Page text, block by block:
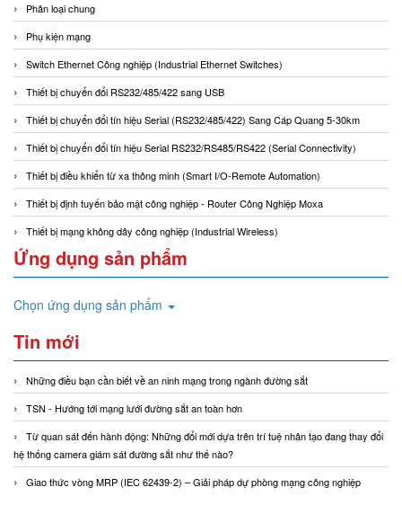
Phân loại chung
Phụ kiện mạng
Switch Ethernet Công nghiệp (Industrial Ethernet Switches)
Thiết bị chuyển đổi RS232/485/422 sang USB
Thiết bị chuyển đổi tín hiệu Serial (RS232/485/422) Sang Cáp Quang 5-30km
Thiết bị chuyển đổi tín hiệu Serial RS232/RS485/RS422 (Serial Connectivity)
Thiết bị điều khiển từ xa thông minh (Smart I/O-Remote Automation)
Thiết bị định tuyến bảo mật công nghiệp - Router Công Nghiệp Moxa
Thiết bị mạng không dây công nghiệp (Industrial Wireless)
Ứng dụng sản phẩm
Chọn ứng dụng sản phẩm
Tin mới
Những điều bạn cần biết về an ninh mạng trong ngành đường sắt
TSN - Hướng tới mạng lưới đường sắt an toàn hơn
Từ quan sát đến hành động: Những đổi mới dựa trên trí tuệ nhân tạo đang thay đổi
hệ thống camera giám sát đường sắt như thế nào?
Giao thức vòng MRP (IEC 62439-2) – Giải pháp dự phòng mạng công nghiệp